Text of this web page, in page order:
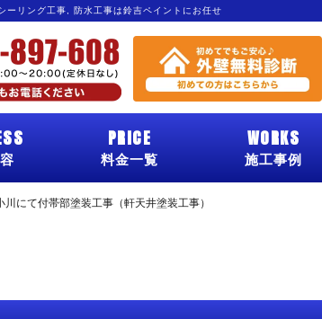
リング工事, 防水工事は鈴吉ペイントにお任せ
PRICE
料金一覧
WORKS
施工事例
にて付帯部塗装工事（軒天井塗装工事）